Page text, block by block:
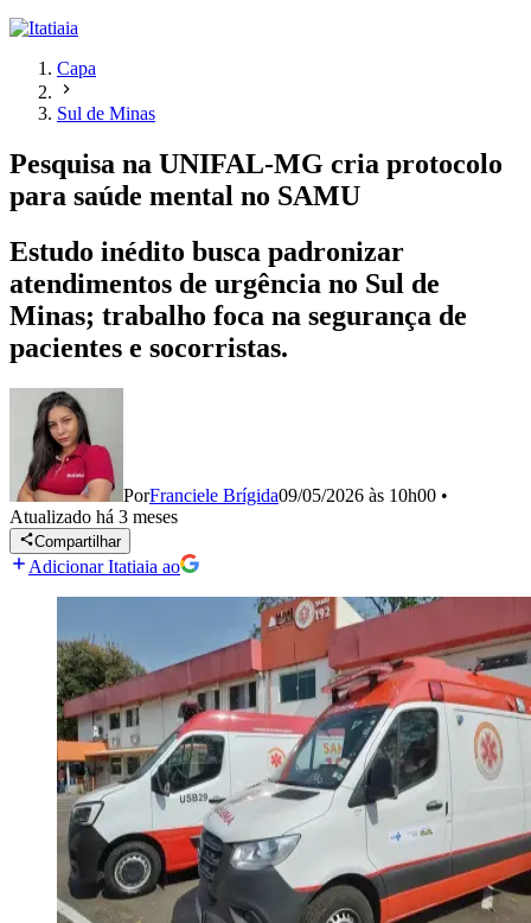
Capa
Sul de Minas
Pesquisa na UNIFAL-MG cria protocolo
para saúde mental no SAMU
Estudo inédito busca padronizar
atendimentos de urgência no Sul de
Minas; trabalho foca na segurança de
pacientes e socorristas.
PorFranciele Brígida09/05/2026 às 10h00 •
Atualizado há 3 meses
Compartilhar
Adicionar Itatiaia ao